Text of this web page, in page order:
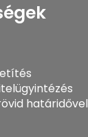
határidővel